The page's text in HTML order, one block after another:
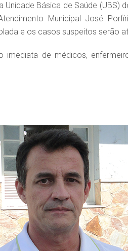
Unidade Básica de Saúde (UBS)
Municipal José
e os casos suspeitos serão
imediata de médicos,